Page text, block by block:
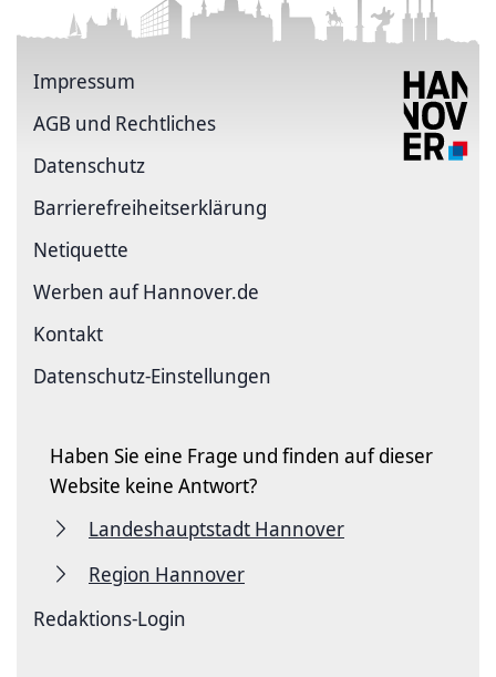
Impressum
AGB und Rechtliches
Datenschutz
Barriere­freiheits­erklärung
Netiquette
Werben auf Hannover.de
Kontakt
Datenschutz-Einstellungen
Haben Sie eine Frage und finden auf dieser
Website keine Antwort?
Landeshauptstadt Hannover
Region Hannover
Redaktions-Login